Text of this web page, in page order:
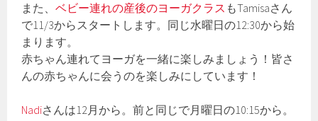
また、ベビー連れの産後のヨーガクラス もTamisaさん
で11/3からスタートします。同じ水曜日の12:30から始
まります。
赤ちゃん連れてヨーガを一緒に楽しみましょう！皆さ
んの赤ちゃんに会うのを楽しみにしています！
Nadiさんは12月から。前と同じで月曜日の10:15から。